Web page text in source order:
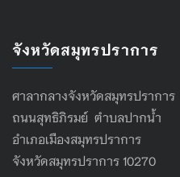
จังหวัดสมุทรปราการ
ศาลากลางจังหวัดสมุทรปราการ
ถนนสุทธิภิรมย์ ตำบลปากน้ำ
อำเภอเมืองสมุทรปราการ
จังหวัดสมุทรปราการ 10270